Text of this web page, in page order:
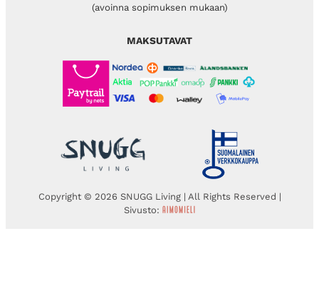
(avoinna sopimuksen mukaan)
MAKSUTAVAT
Copyright © 2026 SNUGG Living | All Rights Reserved |
Sivusto: